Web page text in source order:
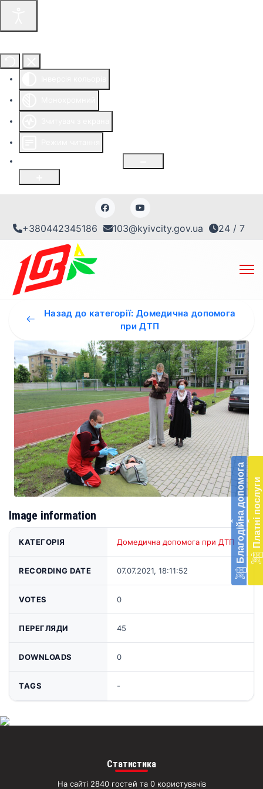
+380442345186 103@kyivcity.gov.ua 24 / 7
‹ Благодійна допомога ‹ Платні послуги
Назад до категорії: Домедична допомога
при ДТП
Image information
КАТЕГОРІЯ Домедична допомога при ДТП
RECORDING DATE 07.07.2021, 18:11:52
VOTES 0
ПЕРЕГЛЯДИ 45
DOWNLOADS 0
TAGS -
Статистика
На сайті 2840 гостей та 0 користувачів